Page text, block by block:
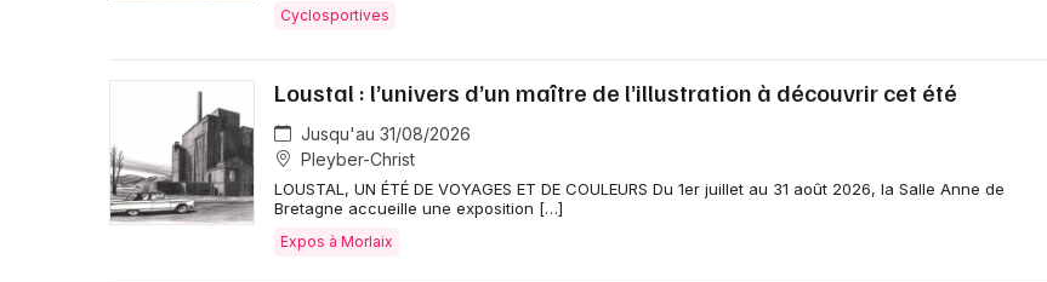
Cyclosportives
Loustal : l’univers d’un maître de l’illustration à découvrir cet été
Jusqu'au 31/08/2026
Pleyber-Christ
LOUSTAL, UN ÉTÉ DE VOYAGES ET DE COULEURS Du 1er juillet au 31 août 2026, la Salle Anne de
Bretagne accueille une exposition […]
Expos à Morlaix